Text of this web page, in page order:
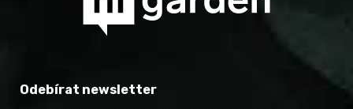
Odebírat newsletter